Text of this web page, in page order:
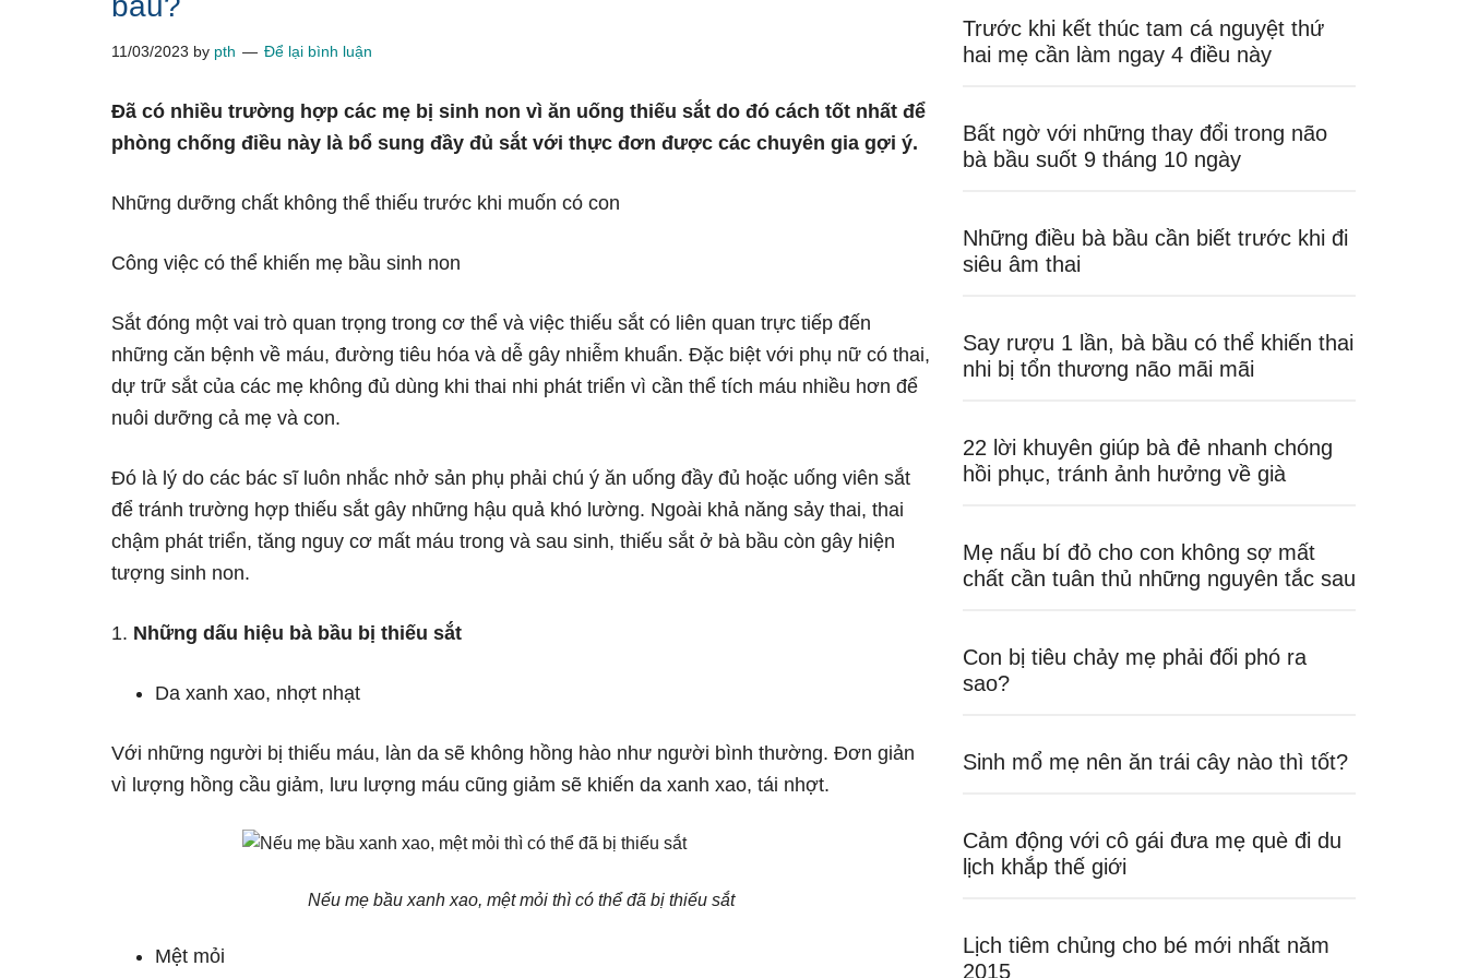
11/03/2023 by pth Để lại bình luận
Đã có nhiều trường hợp các mẹ bị sinh non vì ăn uống thiếu sắt do đó cách tốt nhất để
phòng chống điều này là bổ sung đầy đủ sắt với thực đơn được các chuyên gia gợi ý.
Những dưỡng chất không thể thiếu trước khi muốn có con
Công việc có thể khiến mẹ bầu sinh non
Sắt đóng một vai trò quan trọng trong cơ thể và việc thiếu sắt có liên quan trực tiếp đến
những căn bệnh về máu, đường tiêu hóa và dễ gây nhiễm khuẩn. Đặc biệt với phụ nữ có thai,
dự trữ sắt của các mẹ không đủ dùng khi thai nhi phát triển vì cần thể tích máu nhiều hơn để
nuôi dưỡng cả mẹ và con.
Đó là lý do các bác sĩ luôn nhắc nhở sản phụ phải chú ý ăn uống đầy đủ hoặc uống viên sắt
để tránh trường hợp thiếu sắt gây những hậu quả khó lường. Ngoài khả năng sảy thai, thai
chậm phát triển, tăng nguy cơ mất máu trong và sau sinh, thiếu sắt ở bà bầu còn gây hiện
tượng sinh non.
1. Những dấu hiệu bà bầu bị thiếu sắt
Da xanh xao, nhợt nhạt
Với những người bị thiếu máu, làn da sẽ không hồng hào như người bình thường. Đơn giản
vì lượng hồng cầu giảm, lưu lượng máu cũng giảm sẽ khiến da xanh xao, tái nhợt.
Nếu mẹ bầu xanh xao, mệt mỏi thì có thể đã bị thiếu sắt
Mệt mỏi
Trước khi kết thúc tam cá nguyệt thứ
hai mẹ cần làm ngay 4 điều này
Bất ngờ với những thay đổi trong não
bà bầu suốt 9 tháng 10 ngày
Những điều bà bầu cần biết trước khi đi
siêu âm thai
Say rượu 1 lần, bà bầu có thể khiến thai
nhi bị tổn thương não mãi mãi
22 lời khuyên giúp bà đẻ nhanh chóng
hồi phục, tránh ảnh hưởng về già
Mẹ nấu bí đỏ cho con không sợ mất
chất cần tuân thủ những nguyên tắc sau
Con bị tiêu chảy mẹ phải đối phó ra
sao?
Sinh mổ mẹ nên ăn trái cây nào thì tốt?
Cảm động với cô gái đưa mẹ què đi du
lịch khắp thế giới
Lịch tiêm chủng cho bé mới nhất năm
2015